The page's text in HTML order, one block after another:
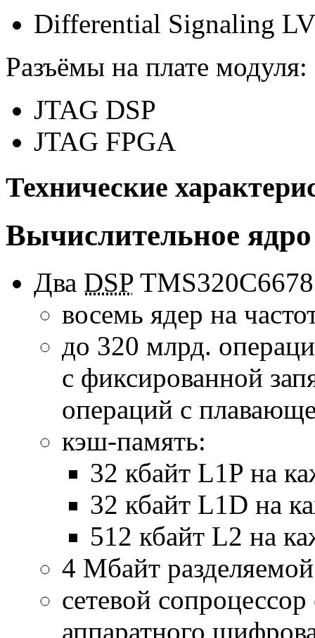
Differential Signaling
Разъёмы на плате модуля:
JTAG DSP
JTAG FPGA
Технические
Вычислительное ядро
Два DSP
восемь ядер на
до 320 млрд.
с фиксированной
операций с
кэш-память:
32 кбайт L1P на
32 кбайт L1D на
512 кбайт L2 на
4 Мбайт
сетевой
аппаратного